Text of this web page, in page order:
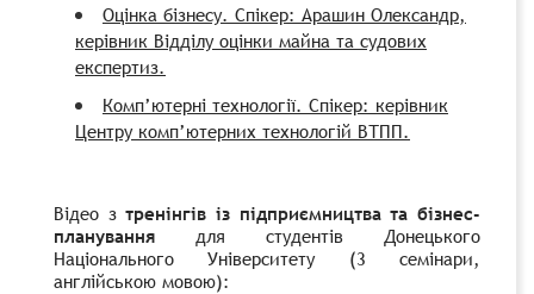
Оцінка бізнесу. Спікер: Арашин Олександр,
керівник Відділу оцінки майна та судових
експертиз.
Комп’ютерні технології. Спікер: керівник
Центру комп’ютерних технологій ВТПП.
Відео зтренінгів із підприємництва та бізнес-
планування для студентів Донецького
Національного Університету (3 семінари,
англійською мовою):